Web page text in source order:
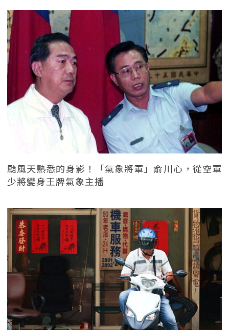
颱風天熟悉的身影！「氣象將軍」俞川心，從空軍
少將變身王牌氣象主播